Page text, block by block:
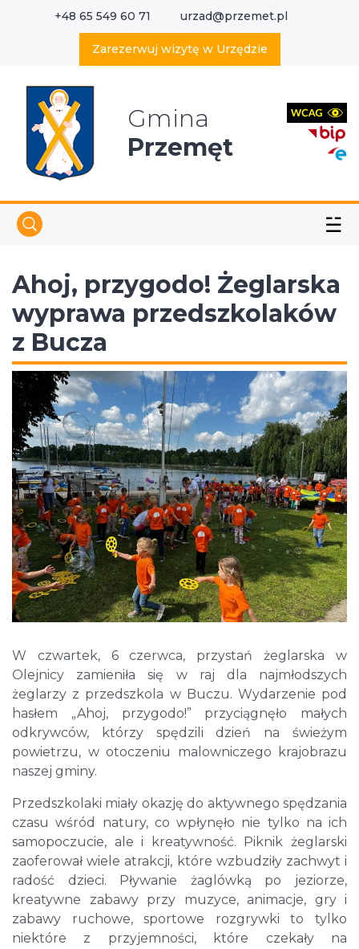
+48 65 549 60 71 urzad@przemet.pl
Zarezerwuj wizytę w Urzędzie
Gmina
Przemęt
☱
Ahoj, przygodo! Żeglarska
wyprawa przedszkolaków
z Bucza
W czwartek, 6 czerwca, przystań żeglarska w
Olejnicy zamieniła się w raj dla najmłodszych
żeglarzy z przedszkola w Buczu. Wydarzenie pod
hasłem „Ahoj, przygodo!” przyciągnęło małych
odkrywców, którzy spędzili dzień na świeżym
powietrzu, w otoczeniu malowniczego krajobrazu
naszej gminy.
Przedszkolaki miały okazję do aktywnego spędzania
czasu wśród natury, co wpłynęło nie tylko na ich
samopoczucie, ale i kreatywność. Piknik żeglarski
zaoferował wiele atrakcji, które wzbudziły zachwyt i
radość dzieci. Pływanie żaglówką po jeziorze,
kreatywne zabawy przy muzyce, animacje, gry i
zabawy ruchowe, sportowe rozgrywki to tylko
niektóre z przyjemności, które czekały na
Wyszukaj w serwisie